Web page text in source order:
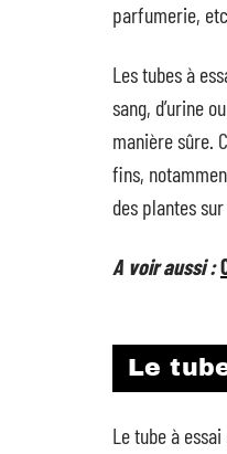
parfumerie,
Les tubes à
sang, d’urine
manière sûre.
fins,
des plantes
A voir aussi :
Le
Le tube à